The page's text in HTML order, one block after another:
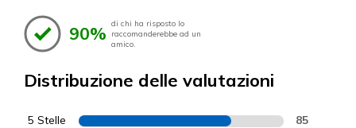
90% di chi ha risposto lo
raccomanderebbe ad un
amico.
Distribuzione delle valutazioni
5 Stelle 85